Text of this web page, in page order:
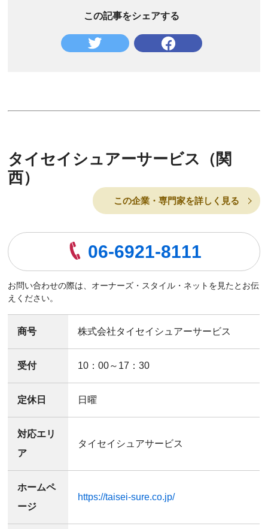
この記事をシェアする
タイセイシュアーサービス（関
西）
この企業・専門家を詳しく見る
06-6921-8111
お問い合わせの際は、オーナーズ・スタイル・ネットを見たとお伝
えください。
商号 株式会社タイセイシュアーサービス
受付 10：00～17：30
定休日 日曜
対応エリ
ア
タイセイシュアサービス
ホームペ
ージ
https://taisei-sure.co.jp/